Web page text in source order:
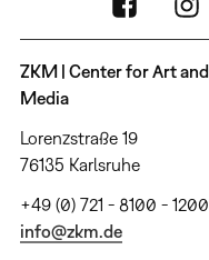
ZKM | Center for Art and
Media
Lorenzstraße 19
76135 Karlsruhe
+49 (0) 721 - 8100 - 1200
info@zkm.de